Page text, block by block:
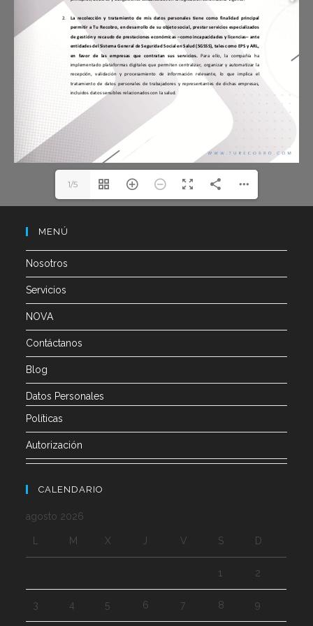
1/5
MENÚ
Nosotros
Servicios
NOVA
Contáctanos
Blog
Datos Personales
Políticas
Autorización
CALENDARIO
agosto 2026
M X J V S D
1 2
3 4 5 6 7 8 9